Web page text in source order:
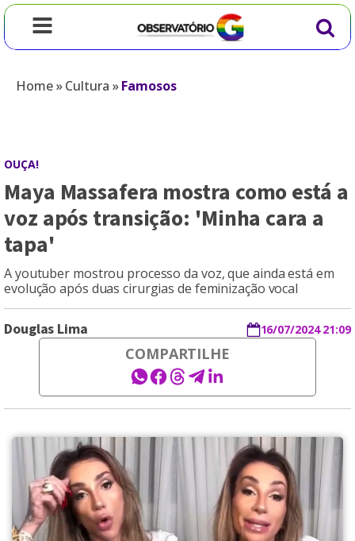
Home»Cultura »Famosos
OUÇA!
Maya Massafera mostra como está a
voz após transição: 'Minha cara a
tapa'
A youtuber mostrou processo da voz, que ainda está em
evolução após duas cirurgias de feminização vocal
Douglas Lima 16/07/2024 21:09
COMPARTILHE